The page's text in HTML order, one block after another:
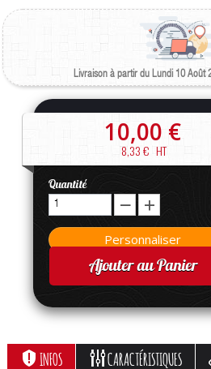
Livraison à partir du Lundi 10 Août
10,00 €
8,33 € HT
Quantité
Ajouter au Panier
INFOS CARACTÉRISTIQUES